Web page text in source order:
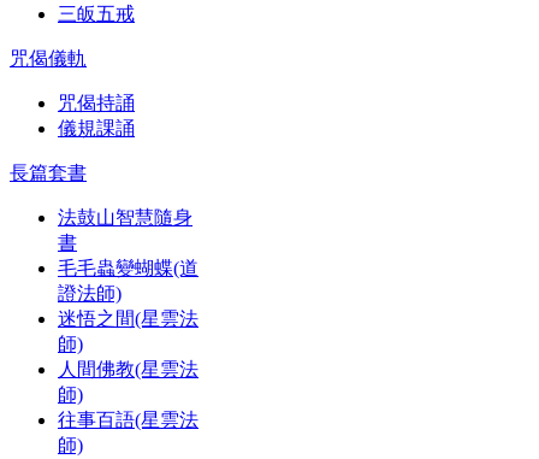
三皈五戒
咒偈儀軌
咒偈持誦
儀規課誦
長篇套書
法鼓山智慧隨身
書
毛毛蟲變蝴蝶(道
證法師)
迷悟之間(星雲法
師)
人間佛教(星雲法
師)
往事百語(星雲法
師)